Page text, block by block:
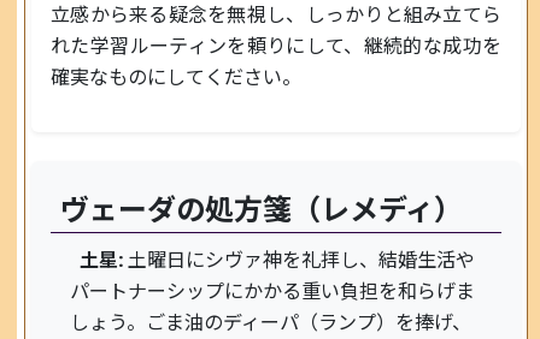
立感から来る疑念を無視し、しっかりと組み立てら
れた学習ルーティンを頼りにして、継続的な成功を
確実なものにしてください。
ヴェーダの処方箋（レメディ）
土星:土曜日にシヴァ神を礼拝し、結婚生活や
パートナーシップにかかる重い負担を和らげま
しょう。ごま油のディーパ（ランプ）を捧げ、